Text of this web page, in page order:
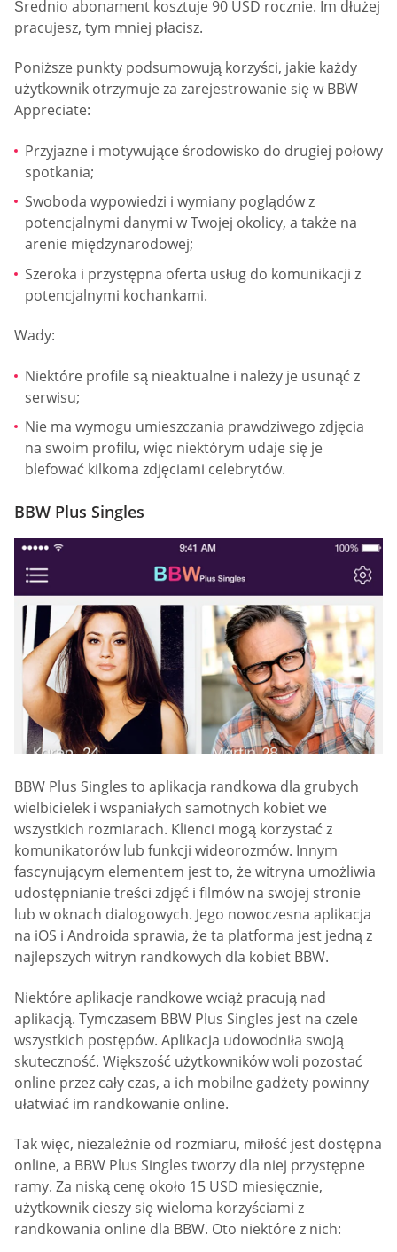
Średnio abonament kosztuje 90 USD rocznie. Im dłużej
pracujesz, tym mniej płacisz.
Poniższe punkty podsumowują korzyści, jakie każdy
użytkownik otrzymuje za zarejestrowanie się w BBW
Appreciate:
Przyjazne i motywujące środowisko do drugiej połowy
spotkania;
Swoboda wypowiedzi i wymiany poglądów z
potencjalnymi danymi w Twojej okolicy, a także na
arenie międzynarodowej;
Szeroka i przystępna oferta usług do komunikacji z
potencjalnymi kochankami.
Wady:
Niektóre profile są nieaktualne i należy je usunąć z
serwisu;
Nie ma wymogu umieszczania prawdziwego zdjęcia
na swoim profilu, więc niektórym udaje się je
blefować kilkoma zdjęciami celebrytów.
BBW Plus Singles
BBW Plus Singles to aplikacja randkowa dla grubych
wielbicielek i wspaniałych samotnych kobiet we
wszystkich rozmiarach. Klienci mogą korzystać z
komunikatorów lub funkcji wideorozmów. Innym
fascynującym elementem jest to, że witryna umożliwia
udostępnianie treści zdjęć i filmów na swojej stronie
lub w oknach dialogowych. Jego nowoczesna aplikacja
na iOS i Androida sprawia, że ​​ta platforma jest jedną z
najlepszych witryn randkowych dla kobiet BBW.
Niektóre aplikacje randkowe wciąż pracują nad
aplikacją. Tymczasem BBW Plus Singles jest na czele
wszystkich postępów. Aplikacja udowodniła swoją
skuteczność. Większość użytkowników woli pozostać
online przez cały czas, a ich mobilne gadżety powinny
ułatwiać im randkowanie online.
Tak więc, niezależnie od rozmiaru, miłość jest dostępna
online, a BBW Plus Singles tworzy dla niej przystępne
ramy. Za niską cenę około 15 USD miesięcznie,
użytkownik cieszy się wieloma korzyściami z
randkowania online dla BBW. Oto niektóre z nich: